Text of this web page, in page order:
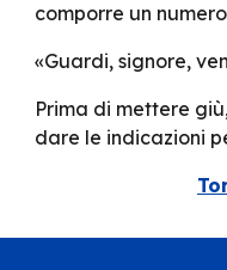
comporre un
«Guardi, signore,
Prima di mettere
dare le indicazioni